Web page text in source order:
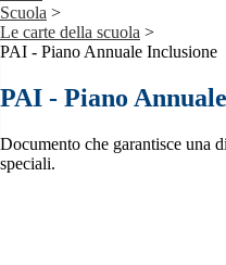
Scuola >
Le carte della scuola >
PAI - Piano Annuale Inclusione
PAI - Piano
Documento che garantisce una
speciali.